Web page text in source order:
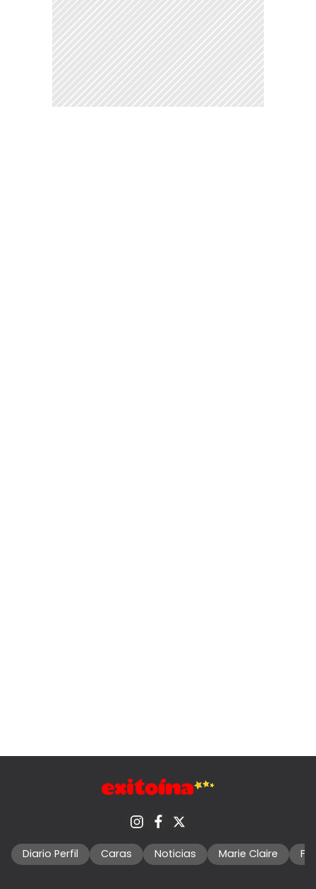
Diario Perfil Caras Noticias Marie Claire